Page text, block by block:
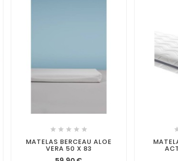
    
MATELAS BERCEAU ALOE
VERA 50 X 83